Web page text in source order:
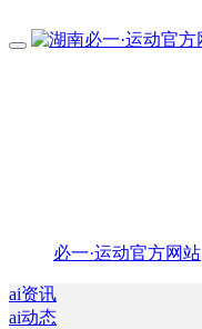
必一·运动官方网站
ai资讯
ai动态